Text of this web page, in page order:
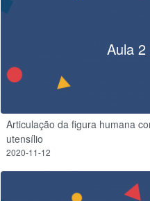
Aula 2
Articulação da figura humana
utensílio
2020-11-12